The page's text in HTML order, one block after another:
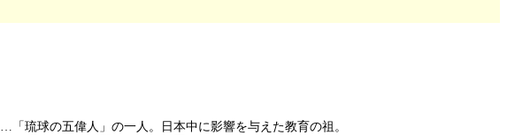
…「琉球の五偉人」の一人。日本中に影響を与えた教育の祖。